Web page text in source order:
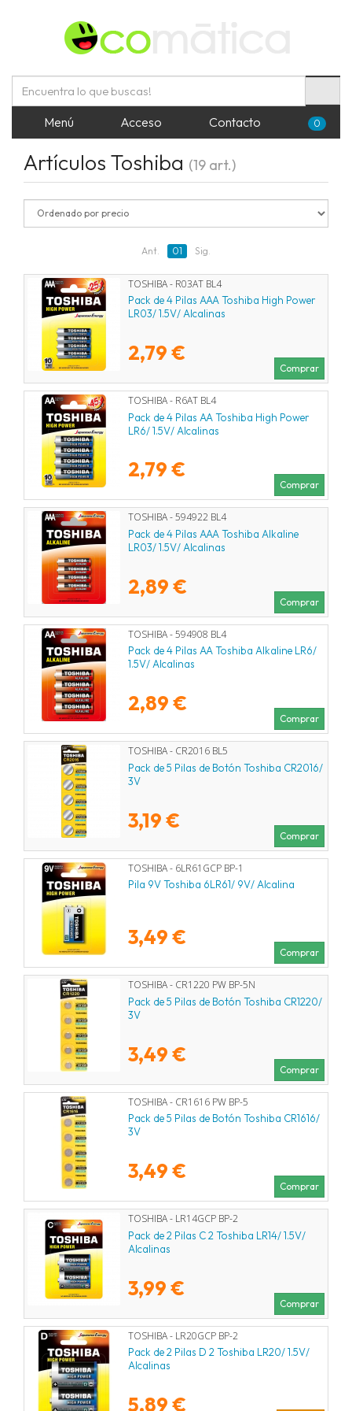
Menú Acceso Contacto 0
Artículos Toshiba (19 art.)
Ant. 01 Sig.
TOSHIBA - R03AT BL4
Pack de 4 Pilas AAA Toshiba High Power
LR03/ 1.5V/ Alcalinas
2,79 €
Comprar
TOSHIBA - R6AT BL4
Pack de 4 Pilas AA Toshiba High Power
LR6/ 1.5V/ Alcalinas
2,79 €
Comprar
TOSHIBA - 594922 BL4
Pack de 4 Pilas AAA Toshiba Alkaline
LR03/ 1.5V/ Alcalinas
2,89 €
Comprar
TOSHIBA - 594908 BL4
Pack de 4 Pilas AA Toshiba Alkaline LR6/
1.5V/ Alcalinas
2,89 €
Comprar
TOSHIBA - CR2016 BL5
Pack de 5 Pilas de Botón Toshiba CR2016/
3V
3,19 €
Comprar
TOSHIBA - 6LR61GCP BP-1
Pila 9V Toshiba 6LR61/ 9V/ Alcalina
3,49 €
Comprar
TOSHIBA - CR1220 PW BP-5N
Pack de 5 Pilas de Botón Toshiba CR1220/
3V
3,49 €
Comprar
TOSHIBA - CR1616 PW BP-5
Pack de 5 Pilas de Botón Toshiba CR1616/
3V
3,49 €
Comprar
TOSHIBA - LR14GCP BP-2
Pack de 2 Pilas C 2 Toshiba LR14/ 1.5V/
Alcalinas
3,99 €
Comprar
TOSHIBA - LR20GCP BP-2
Pack de 2 Pilas D 2 Toshiba LR20/ 1.5V/
Alcalinas
5,89 €